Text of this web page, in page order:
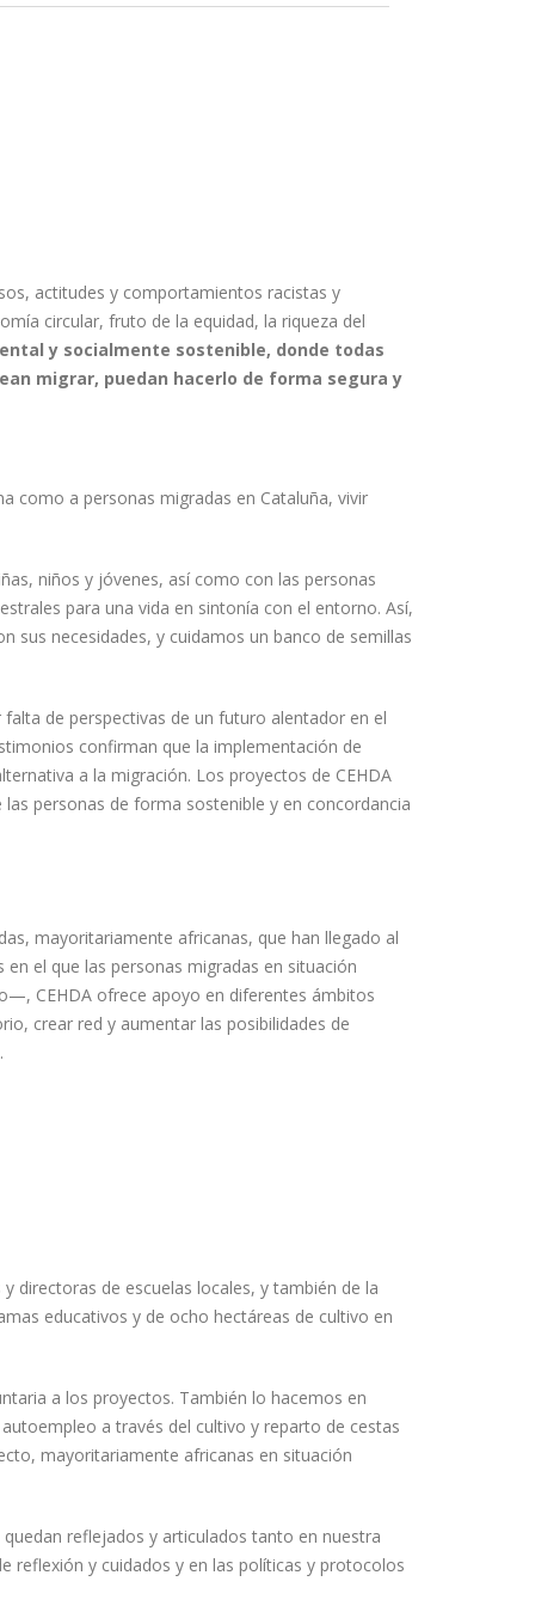
actitudes y comportamientos racistas y
circular, fruto de la equidad, la riqueza del
y socialmente sostenible, donde todas
migrar, puedan hacerlo de forma segura y
como a personas migradas en Cataluña, vivir
niños y jóvenes, así como con las personas
para una vida en sintonía con el entorno. Así,
sus necesidades, y cuidamos un banco de semillas
de perspectivas de un futuro alentador en el
confirman que la implementación de
a la migración. Los proyectos de CEHDA
personas de forma sostenible y en concordancia
mayoritariamente africanas, que han llegado al
el que las personas migradas en situación
CEHDA ofrece apoyo en diferentes ámbitos
crear red y aumentar las posibilidades de
directoras de escuelas locales, y también de la
educativos y de ocho hectáreas de cultivo en
a los proyectos. También lo hacemos en
a través del cultivo y reparto de cestas
mayoritariamente africanas en situación
reflejados y articulados tanto en nuestra
reflexión y cuidados y en las políticas y protocolos